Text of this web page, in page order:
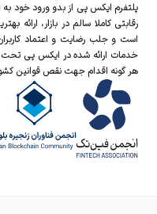
پلتفرم ایکس‌ پی از بدو ورود خود
رقابتی کاملا سالم در بازار،
است و جلب رضایت و اعتماد
خدمات ارائه شده در ایکس‌ پی تحت
هر گونه اقدام جهت نقص قوانین